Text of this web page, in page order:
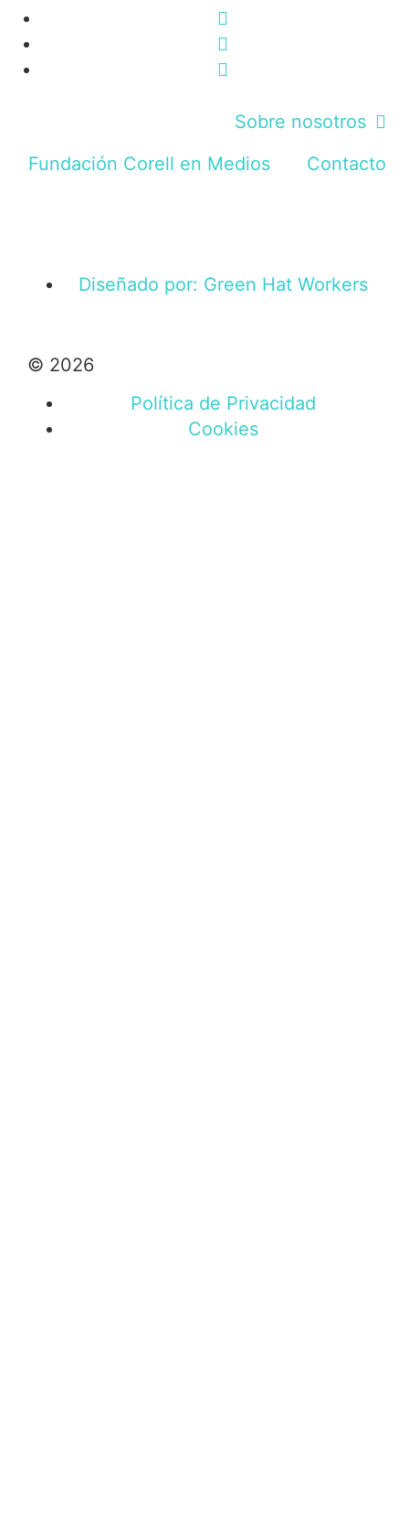
Sobre nosotros
Fundación Corell en Medios
Contacto
© 2026
Política de Privacidad
Cookies
Diseñado por: Green Hat Workers